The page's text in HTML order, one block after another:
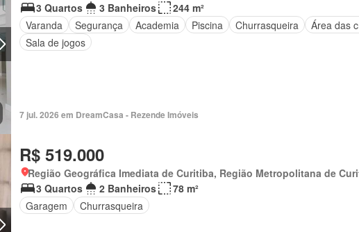
3 Quartos
3 Banheiros
244 m²
Varanda
Segurança Academia Piscina Churrasqueira
Área das
Sala de jogos
7 jul. 2026 em DreamCasa - Rezende Imóveis
R$ 519.000
Região Geográfica Imediata de Curitiba, Região Metropolitana de
3 Quartos
2 Banheiros
78 m²
Garagem
Churrasqueira